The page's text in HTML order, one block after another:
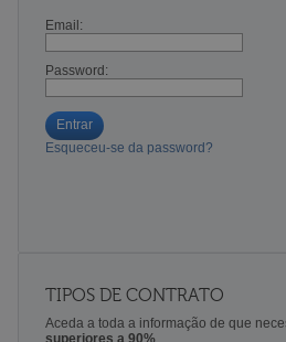
Email:
Password:
Entrar
Esqueceu-se da password?
TIPOS DE CONTRATO
Aceda a toda a informação de que
superiores a 90%